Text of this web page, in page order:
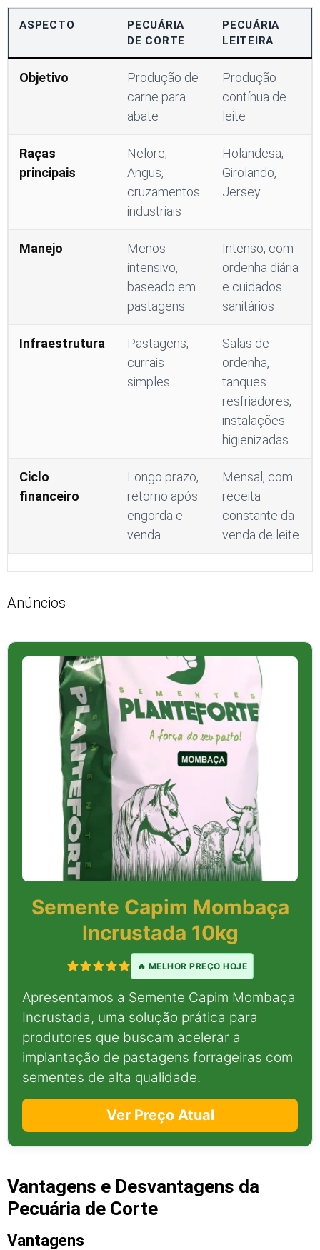
ASPECTO
PECUÁRIA
DE CORTE
PECUÁRIA
LEITEIRA
Objetivo
Produção de
carne para
abate
Produção
contínua de
leite
Raças
principais
Nelore,
Angus,
cruzamentos
industriais
Holandesa,
Girolando,
Jersey
Manejo
Menos
intensivo,
baseado em
pastagens
Intenso, com
ordenha diária
e cuidados
sanitários
Infraestrutura
Pastagens,
currais
simples
Salas de
ordenha,
tanques
resfriadores,
instalações
higienizadas
Ciclo
financeiro
Longo prazo,
retorno após
engorda e
venda
Mensal, com
receita
constante da
venda de leite
Anúncios
Semente Capim Mombaça
Incrustada 10kg
🔥 MELHOR PREÇO HOJE
Apresentamos a Semente Capim Mombaça
Incrustada, uma solução prática para
produtores que buscam acelerar a
implantação de pastagens forrageiras com
sementes de alta qualidade.
Ver Preço Atual
Vantagens e Desvantagens da
Pecuária de Corte
Vantagens